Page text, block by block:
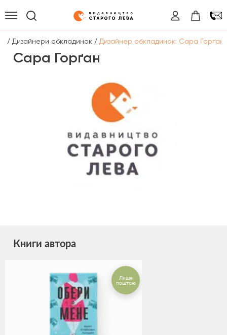
/ Дизайнери обкладинок / Дизайнер обкладинок: Сара Горґан
Сара Горґан
Книги автора
Лише
поштою